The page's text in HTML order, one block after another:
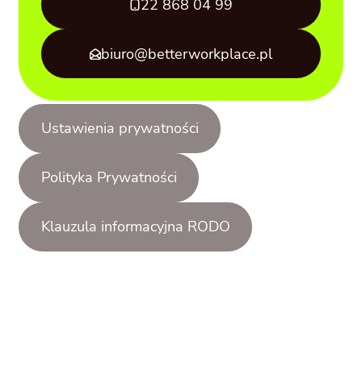
22 868 04 99
biuro@betterworkplace.pl
Ustawienia prywatności
Polityka Prywatności
Klauzula informacyjna RODO